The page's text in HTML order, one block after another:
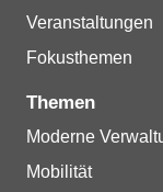
Veranstaltungen
Fokusthemen
Themen
Moderne
Mobilität